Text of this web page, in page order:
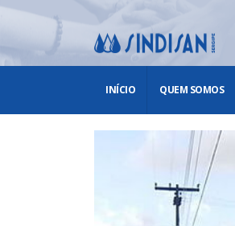
INÍCIO QUEM SOMOS